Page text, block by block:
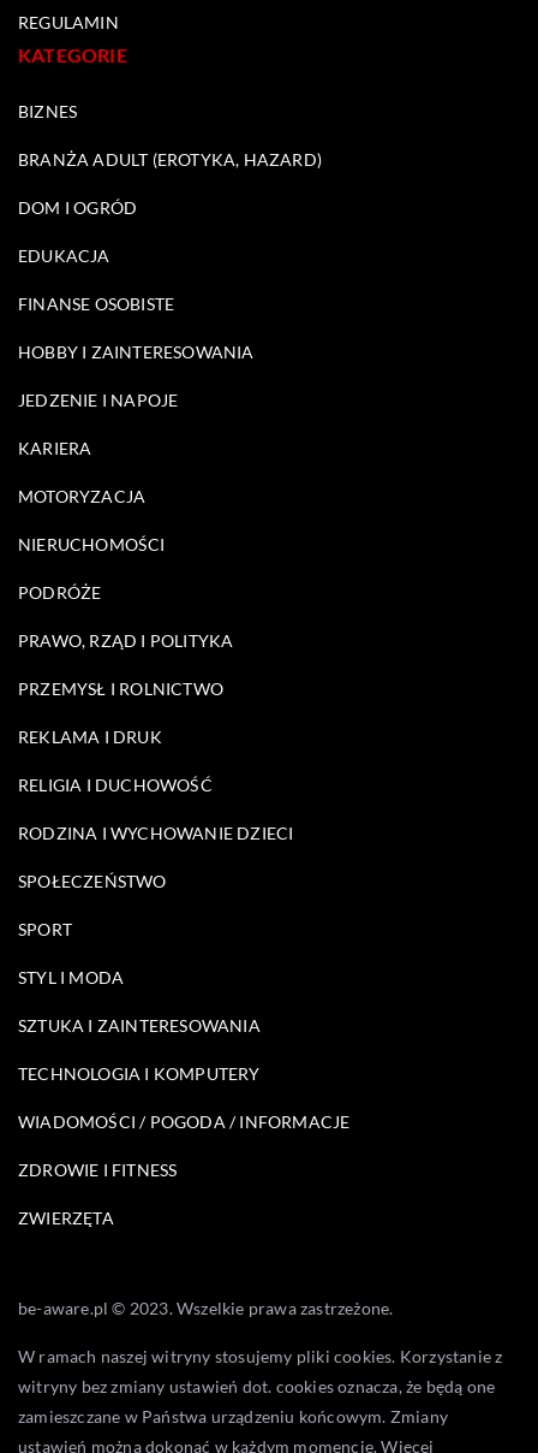
REGULAMIN
KATEGORIE
BIZNES
BRANŻA ADULT (EROTYKA, HAZARD)
DOM I OGRÓD
EDUKACJA
FINANSE OSOBISTE
HOBBY I ZAINTERESOWANIA
JEDZENIE I NAPOJE
KARIERA
MOTORYZACJA
NIERUCHOMOŚCI
PODRÓŻE
PRAWO, RZĄD I POLITYKA
PRZEMYSŁ I ROLNICTWO
REKLAMA I DRUK
RELIGIA I DUCHOWOŚĆ
RODZINA I WYCHOWANIE DZIECI
SPOŁECZEŃSTWO
SPORT
STYL I MODA
SZTUKA I ZAINTERESOWANIA
TECHNOLOGIA I KOMPUTERY
WIADOMOŚCI / POGODA / INFORMACJE
ZDROWIE I FITNESS
ZWIERZĘTA
be-aware.pl © 2023. Wszelkie prawa zastrzeżone.
W ramach naszej witryny stosujemy pliki cookies. Korzystanie z
witryny bez zmiany ustawień dot. cookies oznacza, że będą one
zamieszczane w Państwa urządzeniu końcowym. Zmiany
ustawień można dokonać w każdym momencie. Więcej